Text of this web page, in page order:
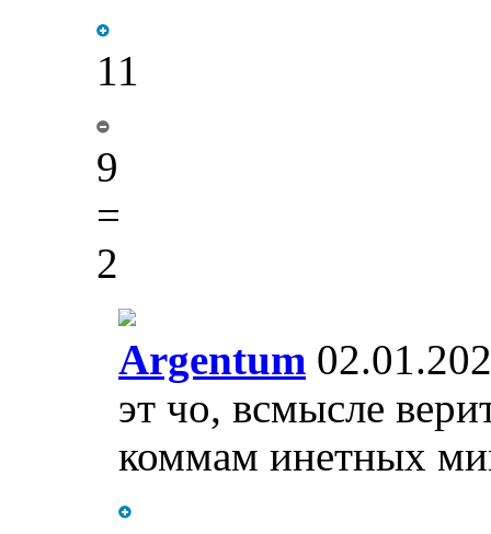
11
9
=
2
Argentum
эт чо, всмысле
коммам инетных